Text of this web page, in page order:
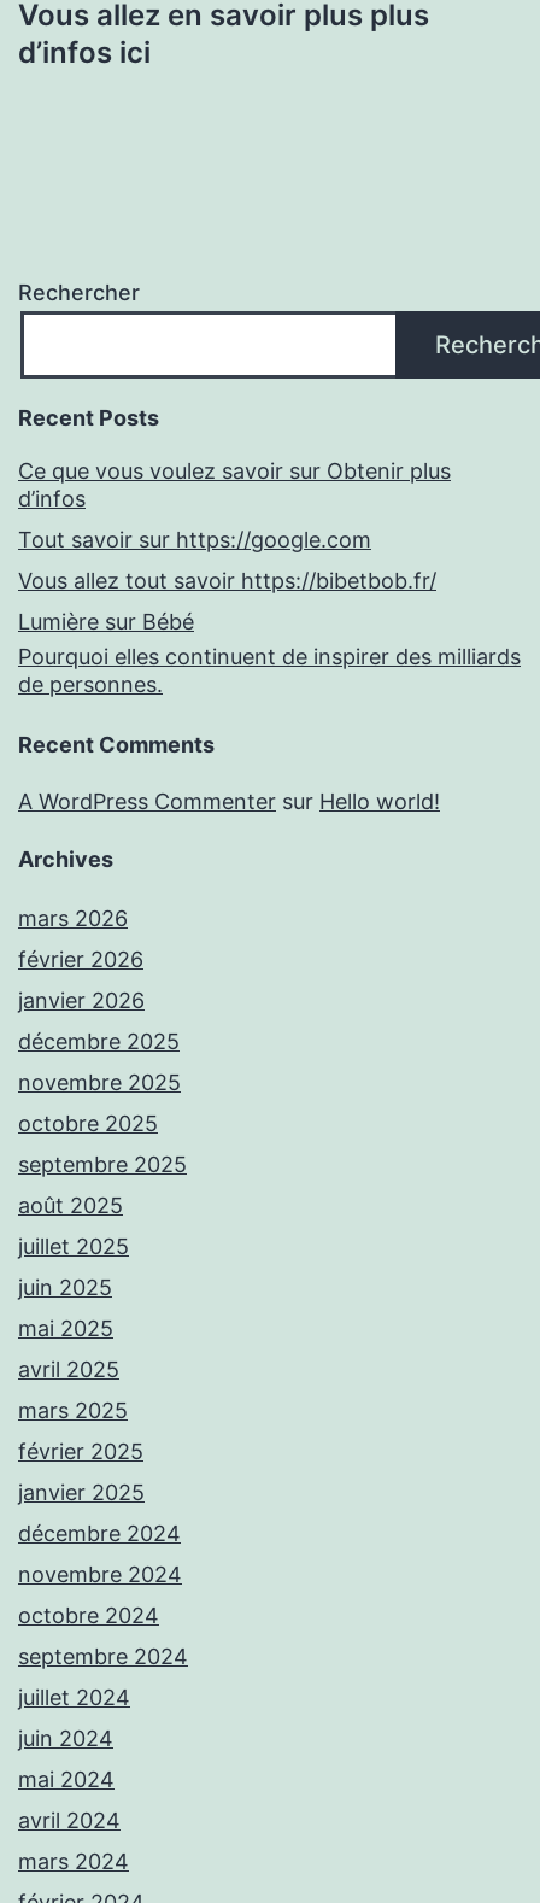
Vous allez en savoir plus plus
d’infos ici
Rechercher
Recent Posts
Ce que vous voulez savoir sur Obtenir plus
d’infos
Tout savoir sur https://google.com
Vous allez tout savoir https://bibetbob.fr/
Lumière sur Bébé
Pourquoi elles continuent de inspirer des milliards
de personnes.
Recent Comments
A WordPress Commenter sur Hello world!
Archives
mars 2026
février 2026
janvier 2026
décembre 2025
novembre 2025
octobre 2025
septembre 2025
août 2025
juillet 2025
juin 2025
mai 2025
avril 2025
mars 2025
février 2025
janvier 2025
décembre 2024
novembre 2024
octobre 2024
septembre 2024
juillet 2024
juin 2024
mai 2024
avril 2024
mars 2024